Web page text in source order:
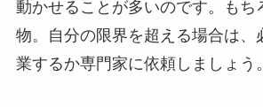
動かせることが多いのです。もち
物。自分の限界を超える場合は、
業するか専門家に依頼しましょう。